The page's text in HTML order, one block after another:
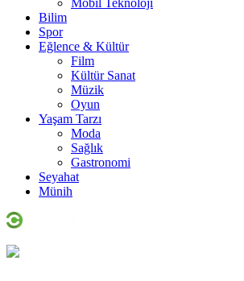
Mobil Teknoloji
Bilim
Spor
Eğlence & Kültür
Film
Kültür Sanat
Müzik
Oyun
Yaşam Tarzı
Moda
Sağlık
Gastronomi
Seyahat
Münih